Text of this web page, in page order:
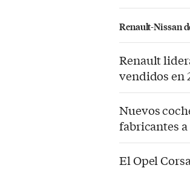
Renault-Nissan
Renault
vendidos en
Nuevos
fabricantes
El Opel